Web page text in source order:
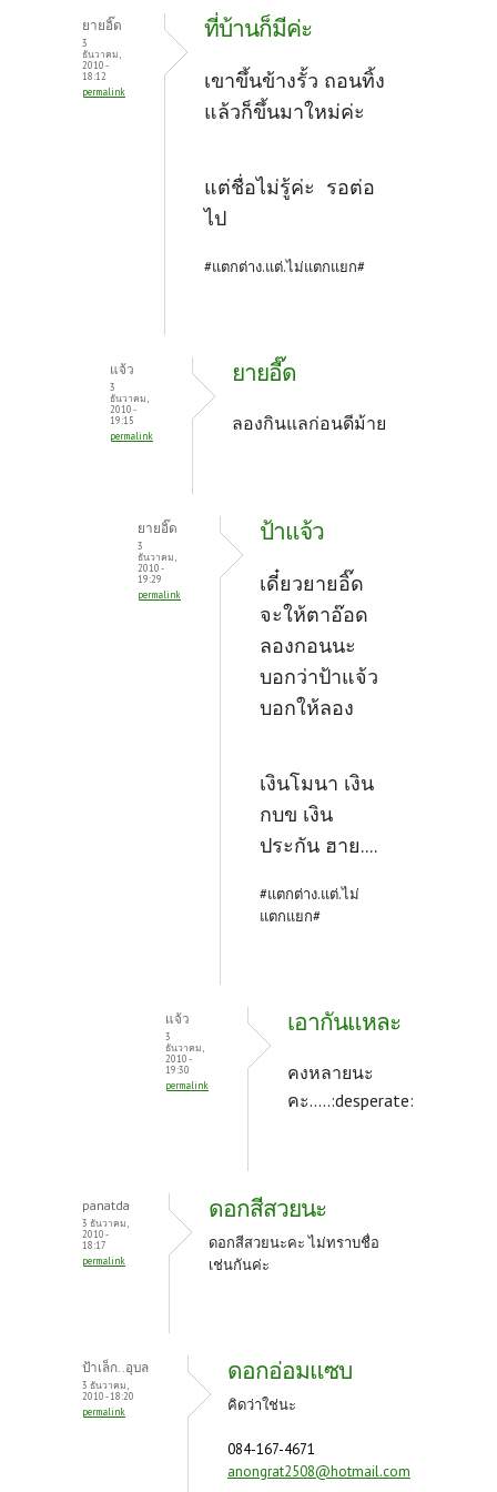
ยายอิ๊ด
3
ธันวาคม,
2010 -
18:12
permalink
ที่บ้านก็มีค่ะ
เขาขึ้นข้างรั้ว ถอนทิ้ง
แล้วก็ขึ้นมาใหม่ค่ะ
แต่ชื่อไม่รู้ค่ะ รอต่อ
ไป
#แตกต่าง.แต่.ไม่แตกแยก#
แจ้ว
3
ธันวาคม,
2010 -
19:15
permalink
ยายอี๊ด
ลองกินแลก่อนดีม้าย
ยายอิ๊ด
3
ธันวาคม,
2010 -
19:29
permalink
ป้าแจ้ว
เดี๋ยวยายอิ๊ด
จะให้ตาอ๊อด
ลองกอนนะ
บอกว่าป้าแจ้ว
บอกให้ลอง
เงินโมนา เงิน
กบข เงิน
ประกัน ฮาย....
#แตกต่าง.แต่.ไม่
แตกแยก#
แจ้ว
3
ธันวาคม,
2010 -
19:30
permalink
เอากันแหละ
คงหลายนะ
คะ.....:desperate:
panatda
3 ธันวาคม,
2010 -
18:17
permalink
ดอกสีสวยนะ
ดอกสีสวยนะคะ ไม่ทราบชื่อ
เช่นกันค่ะ
ป้าเล็ก..อุบล
3 ธันวาคม,
2010 - 18:20
permalink
ดอกอ่อมแซบ
คิดว่าใช่นะ
084-167-4671
anongrat2508@hotmail.com